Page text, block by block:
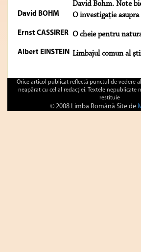
David Bohm. Note
David BOHM O investigaţie
Ernst CASSIRER O cheie pentru
Albert EINSTEIN Limbajul comun al
Orice articol publicat reflectă punctul de vedere
neapărat cu cel al redacţiei. Textele nepublicate
restituie
© 2008 Limba Română Site de